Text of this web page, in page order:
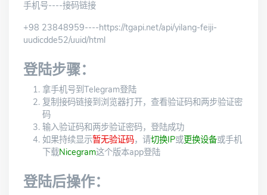
手机号----接码链接
+98 23848959----https://tgapi.net/api/yilang-feiji-
uudicdde52/uuid/html
登陆步骤：
拿手机号到Telegram登陆
复制接码链接到浏览器打开，查看验证码和两步验证密
码
输入验证码和两步验证密码，登陆成功
如果持续显示暂无验证码，请切换IP或更换设备或手机
下载Nicegram这个版本app登陆
登陆后操作：